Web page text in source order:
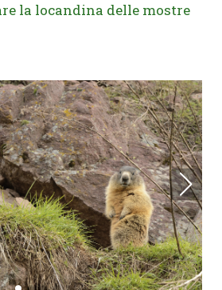
la locandina delle mostre